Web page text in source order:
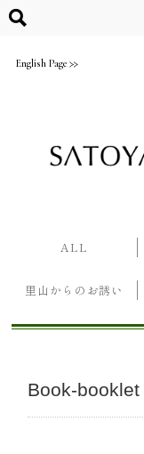
content
English Page
ALL
里山からのお誘い
Book-booklet